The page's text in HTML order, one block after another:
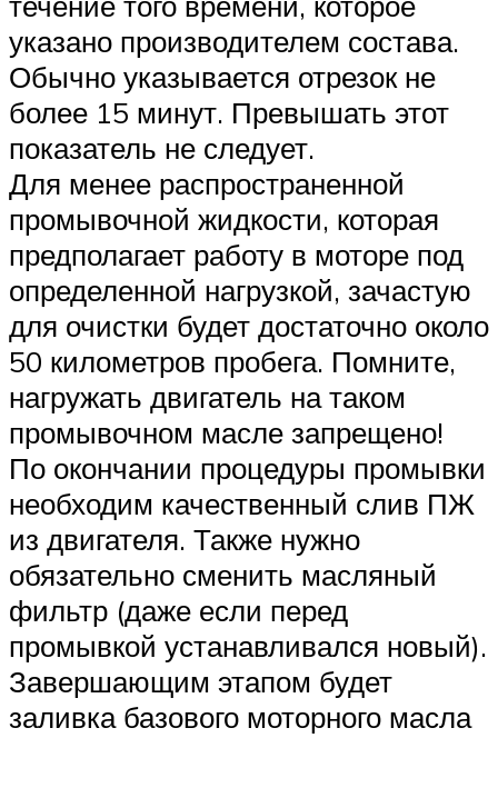
указано производителем состава.
Обычно указывается отрезок не
более 15 минут. Превышать этот
показатель не следует.
Для менее распространенной
промывочной жидкости, которая
предполагает работу в моторе под
определенной нагрузкой, зачастую
для очистки будет достаточно около
50 километров пробега. Помните,
нагружать двигатель на таком
промывочном масле запрещено!
По окончании процедуры промывки
необходим качественный слив ПЖ
из двигателя. Также нужно
обязательно сменить масляный
фильтр (даже если перед
промывкой устанавливался новый).
Завершающим этапом будет
заливка базового моторного масла